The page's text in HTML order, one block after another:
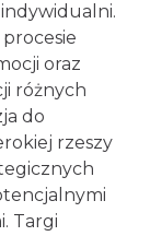
2026-11-14
oraz
różnych
do
rzeszy
Targi